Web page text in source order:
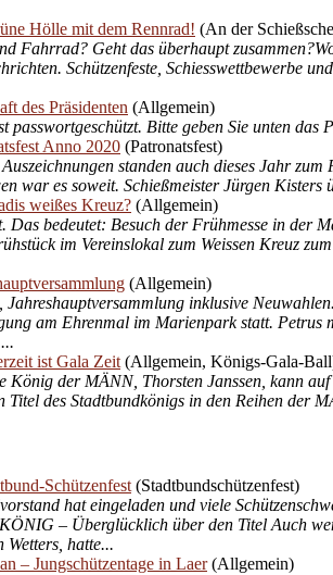
Hölle mit dem Rennrad! (An der
Fahrrad? Geht das überhaupt
Schützenfeste, Schiesswettbewerbe
des Präsidenten (Allgemein)
passwortgeschützt. Bitte geben Sie unten
Anno 2020 (Patronatsfest)
standen auch dieses Jahr
war es soweit. Schießmeister Jürgen
weißes Kreuz? (Allgemein)
Das bedeutet: Besuch der Frühmesse in der
im Vereinslokal zum Weissen Kreuz
(Allgemein)
Jahreshauptversammlung inklusive
am Ehrenmal im Marienpark statt. Petrus
ist Gala Zeit (Allgemein, Königs-Gala-Ball
König der MÄNN, Thorsten Janssen, kann
Titel des Stadtbundkönigs in den Reihen der
Schützenfest (Stadtbundschützenfest)
hat eingeladen und viele
– Überglücklich über den Titel Auch
Wetters, hatte...
– Jungschützentage in Laer (Allgemein)